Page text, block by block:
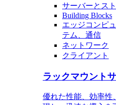
サーバーとス
Building Blocks
エッジコンピ
テム、通信
ネットワーク
クライアント
ラックマウント
優れた性能、効率性